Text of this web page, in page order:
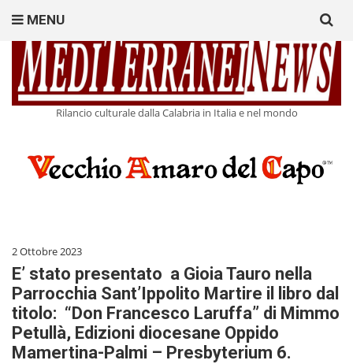
Rilancio culturale dalla Calabria in Italia e nel mondo
MENU
for:
2 Ottobre 2023
E’ stato presentato a Gioia Tauro nella
Parrocchia Sant’Ippolito Martire il libro dal
titolo: “Don Francesco Laruffa” di Mimmo
Petullà, Edizioni diocesane Oppido
Mamertina-Palmi – Presbyterium 6.